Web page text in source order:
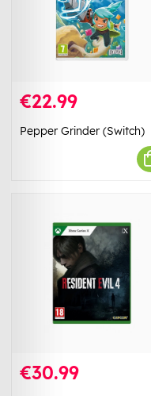
€22.99
Pepper Grinder (Switch)
€30.99